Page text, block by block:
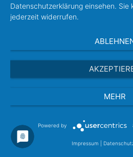
Datenschutzerklärung einsehen. Sie
jederzeit widerrufen.
MEHR
Powered by
Impressum